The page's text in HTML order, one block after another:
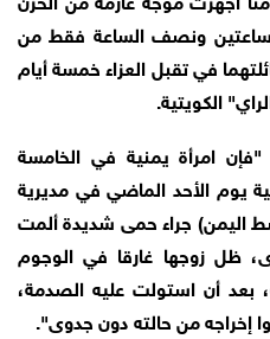
ونصف الساعة فقط من
في تقبل العزاء خمسة أيام
الكويتية.
امرأة يمنية في الخامسة
يوم الأحد الماضي في مديرية
اليمن) جراء حمى شديدة ألمت
ظل زوجها غارقا في الوجوم
بعد أن استولت عليه الصدمة،
إخراجه من حالته دون جدوى".